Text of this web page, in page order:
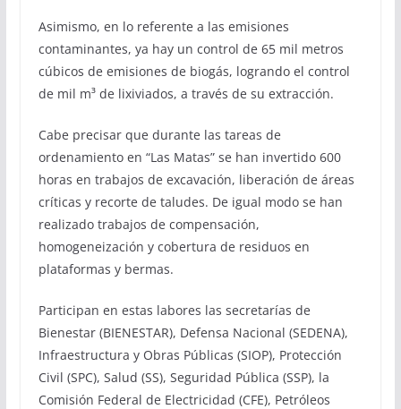
Asimismo, en lo referente a las emisiones
contaminantes, ya hay un control de 65 mil metros
cúbicos de emisiones de biogás, logrando el control
de mil m³ de lixiviados, a través de su extracción.
Cabe precisar que durante las tareas de
ordenamiento en “Las Matas” se han invertido 600
horas en trabajos de excavación, liberación de áreas
críticas y recorte de taludes. De igual modo se han
realizado trabajos de compensación,
homogeneización y cobertura de residuos en
plataformas y bermas.
Participan en estas labores las secretarías de
Bienestar (BIENESTAR), Defensa Nacional (SEDENA),
Infraestructura y Obras Públicas (SIOP), Protección
Civil (SPC), Salud (SS), Seguridad Pública (SSP), la
Comisión Federal de Electricidad (CFE), Petróleos